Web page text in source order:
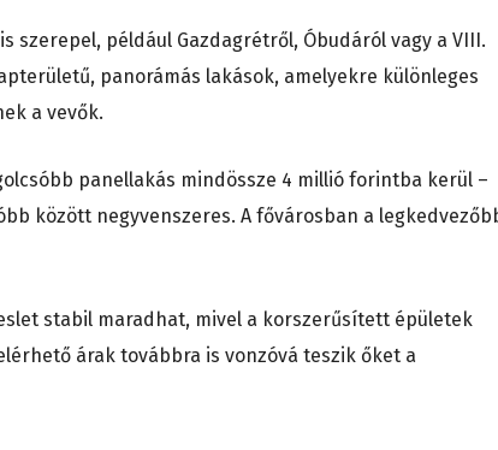
például Gazdagrétről, Óbudáról vagy a VIII.
panorámás lakások, amelyekre különleges
a vevők.
panellakás mindössze 4 millió forintba kerül –
között negyvenszeres. A fővárosban a
stabil maradhat, mivel a korszerűsített épületek
árak továbbra is vonzóvá teszik őket a